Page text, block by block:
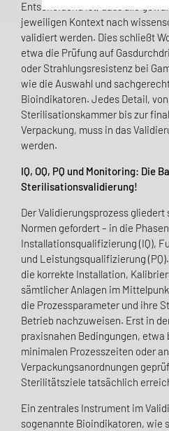
Entscheidend ist, dass alle
jeweiligen Kontext nach
validiert werden. Dies schließt
etwa die Prüfung auf
oder Strahlungsresistenz bei
wie die Auswahl und
Bioindikatoren. Jedes Detail,
Sterilisationskammer bis zur
Verpackung, muss in das
werden.
IQ, OQ, PQ und Monitoring: Die
Sterilisationsvalidierung!
Der Validierungsprozess
Normen gefordert – in die
Installationsqualifizierung (IQ),
und Leistungsqualifizierung
die korrekte Installation,
sämtlicher Anlagen im
die Prozessparameter und ihre
Betrieb nachzuweisen. Erst in
praxisnahen Bedingungen, etwa
minimalen Prozesszeiten oder
Verpackungsanordnungen
Sterilitätsziele tatsächlich
Ein zentrales Instrument im
sogenannte Bioindikatoren, wie